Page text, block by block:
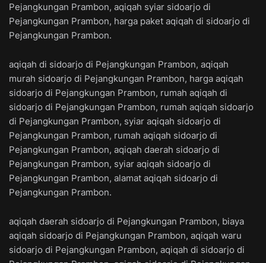
Pejangkungan Prambon, aqiqah syiar sidoarjo di
Pejangkungan Prambon, harga paket aqiqah di sidoarjo di
Pejangkungan Prambon.
aqiqah di sidoarjo di Pejangkungan Prambon, aqiqah
murah sidoarjo di Pejangkungan Prambon, harga aqiqah
sidoarjo di Pejangkungan Prambon, rumah aqiqah di
sidoarjo di Pejangkungan Prambon, rumah aqiqah sidoarjo
di Pejangkungan Prambon, syiar aqiqah sidoarjo di
Pejangkungan Prambon, rumah aqiqah sidoarjo di
Pejangkungan Prambon, aqiqah daerah sidoarjo di
Pejangkungan Prambon, syiar aqiqah sidoarjo di
Pejangkungan Prambon, alamat aqiqah sidoarjo di
Pejangkungan Prambon.
aqiqah daerah sidoarjo di Pejangkungan Prambon, biaya
aqiqah sidoarjo di Pejangkungan Prambon, aqiqah waru
sidoarjo di Pejangkungan Prambon, aqiqah di sidoarjo di